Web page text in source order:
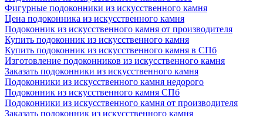
Фигурные подоконники из искусственного камня
Цена подоконника из искусственного камня
Подоконник из искусственного камня от производителя
Купить подоконник из искусственного камня
Купить подоконник из искусственного камня в СПб
Изготовление подоконников из искусственного камня
Заказать подоконники из искусственного камня
Подоконники из искусственного камня недорого
Подоконник из искусственного камня СПб
Подоконники из искусственного камня от производителя
Заказать подоконник из искусственного камня